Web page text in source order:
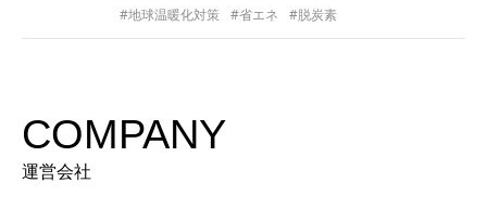
#地球温暖化対策
#省エネ #脱炭素
COMPANY
運営会社